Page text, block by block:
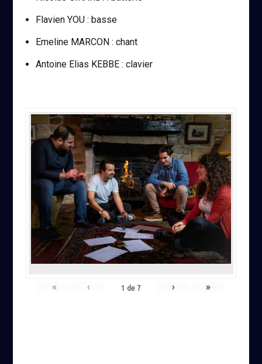
Flavien YOU : basse
Emeline MARCON : chant
Antoine Elias KEBBE : clavier
« ‹ 1 de 7 › »